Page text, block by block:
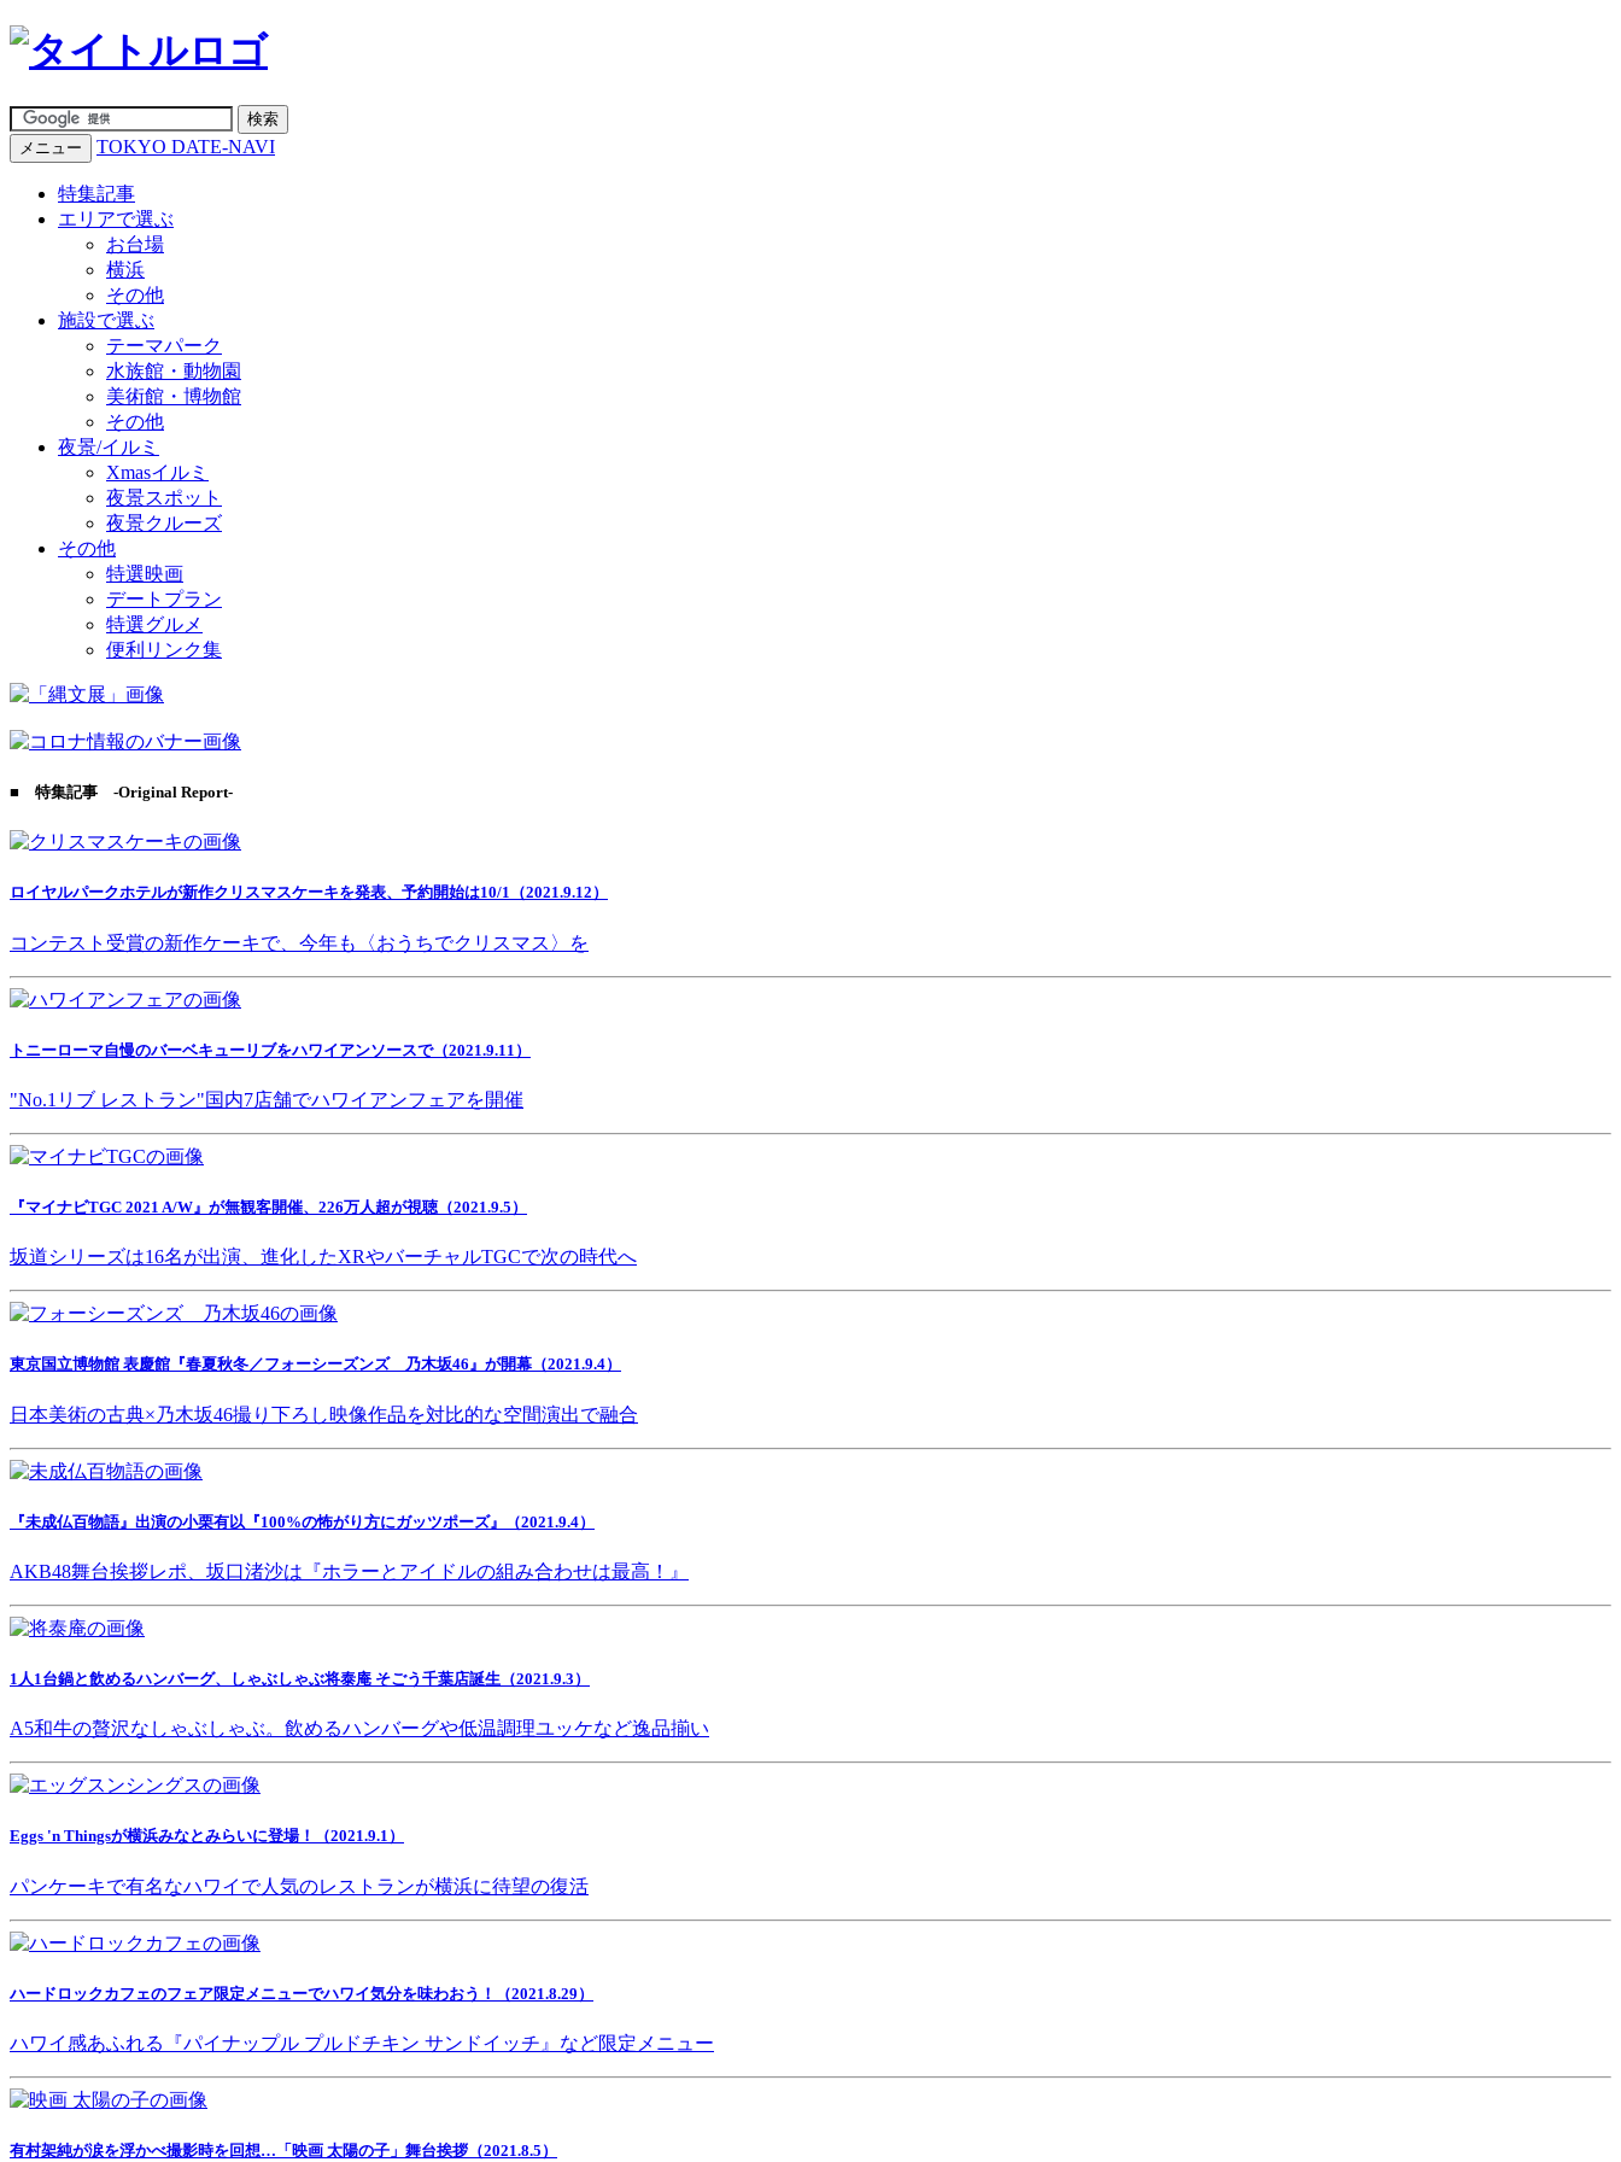
メニュー TOKYO DATE-NAVI
特集記事
エリアで選ぶ
お台場
横浜
その他
施設で選ぶ
テーマパーク
水族館・動物園
美術館・博物館
その他
夜景/イルミ
Xmasイルミ
夜景スポット
夜景クルーズ
その他
特選映画
デートプラン
特選グルメ
便利リンク集
■ 特集記事 -Original Report-
ロイヤルパークホテルが新作クリスマスケーキを発表、予約開始は10/1（2021.9.12）
コンテスト受賞の新作ケーキで、今年も〈おうちでクリスマス〉を
トニーローマ自慢のバーベキューリブをハワイアンソースで（2021.9.11）
"No.1リブ レストラン"国内7店舗でハワイアンフェアを開催
『マイナビTGC 2021 A/W』が無観客開催、226万人超が視聴（2021.9.5）
坂道シリーズは16名が出演、進化したXRやバーチャルTGCで次の時代へ
東京国立博物館 表慶館『春夏秋冬／フォーシーズンズ 乃木坂46』が開幕（2021.9.4）
日本美術の古典×乃木坂46撮り下ろし映像作品を対比的な空間演出で融合
『未成仏百物語』出演の小栗有以『100%の怖がり方にガッツポーズ』（2021.9.4）
AKB48舞台挨拶レポ、坂口渚沙は『ホラーとアイドルの組み合わせは最高！』
1人1台鍋と飲めるハンバーグ、しゃぶしゃぶ将泰庵 そごう千葉店誕生（2021.9.3）
A5和牛の贅沢なしゃぶしゃぶ。飲めるハンバーグや低温調理ユッケなど逸品揃い
Eggs 'n Thingsが横浜みなとみらいに登場！（2021.9.1）
パンケーキで有名なハワイで人気のレストランが横浜に待望の復活
ハードロックカフェのフェア限定メニューでハワイ気分を味わおう！（2021.8.29）
ハワイ感あふれる『パイナップル プルドチキン サンドイッチ』など限定メニュー
有村架純が涙を浮かべ撮影時を回想…「映画 太陽の子」舞台挨拶（2021.8.5）